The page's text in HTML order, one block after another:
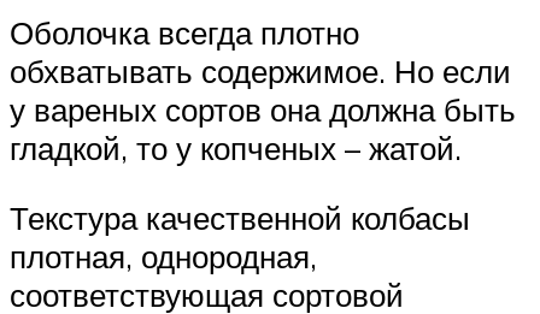
Оболочка всегда плотно
обхватывать содержимое. Но если
у вареных сортов она должна быть
гладкой, то у копченых – жатой.
Текстура качественной колбасы
плотная, однородная,
соответствующая сортовой